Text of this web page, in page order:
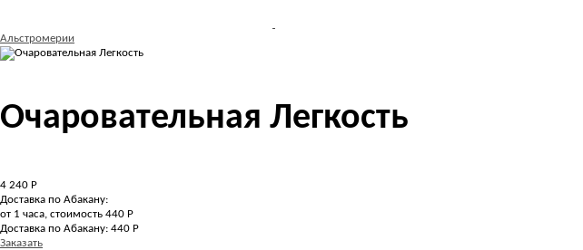
Альстромерии
Очаровательная Легкость
4 240 Р
Доставка по Абакану:
от 1 часа, стоимость 440 Р
Доставка по Абакану: 440 Р
Заказать